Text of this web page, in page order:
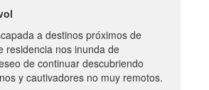
a destinos próximos de
residencia nos inunda de
de continuar descubriendo
y cautivadores no muy remotos.